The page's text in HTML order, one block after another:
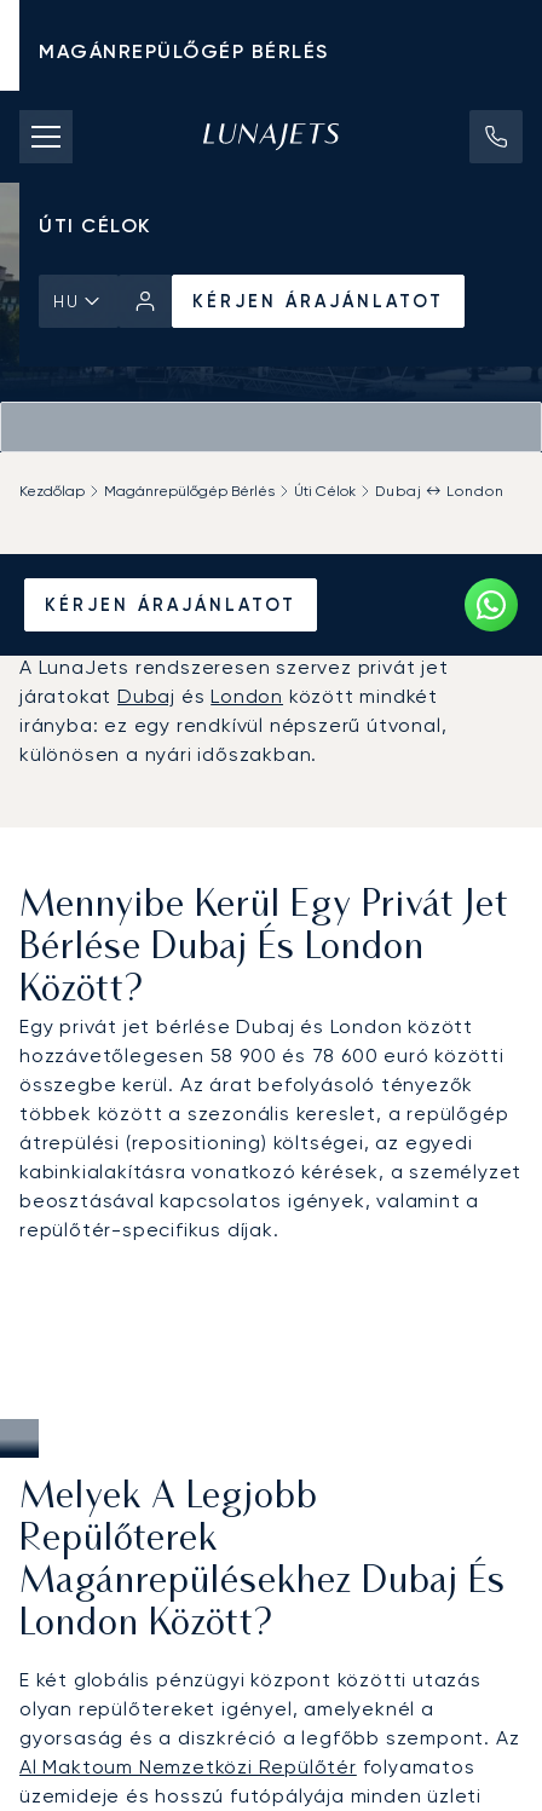
MAGÁNREPÜLŐGÉP BÉRLÉS
CHARTER ÁRAK
MAGÁNREPÜLŐGÉPEK
ÚTI CÉLOK
HU KÉRJEN ÁRAJÁNLATOT
KÉRJEN ÁRAJÁNLATOT
Kezdőlap Magánrepülőgép Bérlés Úti Célok Dubaj ↔ London
Béreljen magánrepülőt
Dubaj és London között
A LunaJets rendszeresen szervez privát jet
járatokatDubaj ésLondon között mindkét
irányba: ez egy rendkívül népszerű útvonal,
különösen a nyári időszakban.
Mennyibe Kerül Egy Privát Jet
Bérlése Dubaj És London
Között?
Egy privát jet bérlése Dubaj és London között
hozzávetőlegesen 58 900 és 78 600 euró közötti
összegbe kerül. Az árat befolyásoló tényezők
többek között a szezonális kereslet, a repülőgép
átrepülési (repositioning) költségei, az egyedi
kabinkialakításra vonatkozó kérések, a személyzet
beosztásával kapcsolatos igények, valamint a
repülőtér-specifikus díjak.
Melyek A Legjobb
Repülőterek
Magánrepülésekhez Dubaj És
London Között?
E két globális pénzügyi központ közötti utazás
olyan repülőtereket igényel, amelyeknél a
gyorsaság és a diszkréció a legfőbb szempont. Az
Al Maktoum Nemzetközi Repülőtér folyamatos
üzemideje és hosszú futópályája minden üzleti